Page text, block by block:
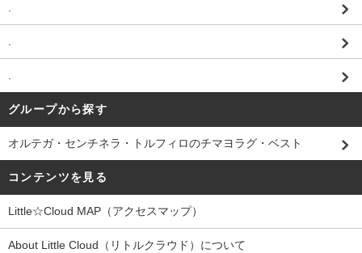
.
.
.
グループから探す
オルテガ・センチネラ・トルフィロのチマヨラグ・ベスト
コンテンツを見る
Little☆Cloud MAP（アクセスマップ）
About Little Cloud（リトルクラウド）について